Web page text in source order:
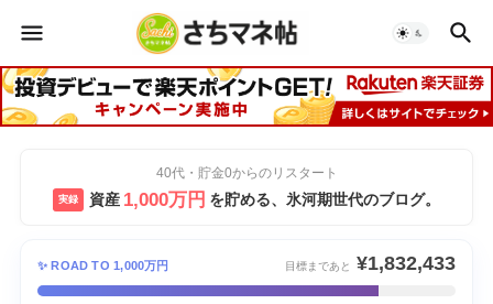
40代・貯金0からのリスタート
実録 資産 1,000万円 を貯める、氷河期世代のブログ。
✨ ROAD TO 1,000万円 目標まであと ¥1,832,433